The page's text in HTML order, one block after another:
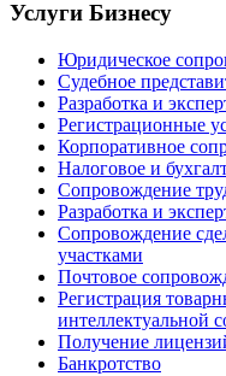
Услуги Бизнесу
Юридическое
Судебное
Разработка и
Регистрационные
Корпоративное
Налоговое и
Сопровождение
Разработка и
Сопровождение
участками
Почтовое
Регистрация
интеллектуальной
Получение
Банкротство